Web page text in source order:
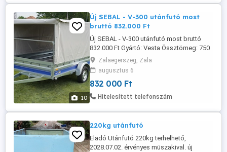
utánfutóinkkal! Kérhető ...
10
Új SEBAL - V-300 utánfutó most
bruttó 832.000 Ft
Új SEBAL - V-300 utánfutó most bruttó
832.000 Ft Gyártó: Vesta Össztömeg: 750
kg Saját tömeg: 222 kg Teherbírás: 528 kg
Plató mérete: 300 x 150 x 38 cm Ráfutófék:
nincs Ponyva szett (HASZNOS
BELMAGASSÁG: 165 cm) Bevezető ára:
bruttó 832.000 Ft - AKCIÓ! Orrkerék és
Forgalomba ...
Zalaegerszeg, Zala
augusztus 6
832 000 Ft
Hitelesített telefonszám
220kg utánfutó
Eladó Utánfutó 220kg terhelhető,
2028.07.02. érvényes müszakival. új